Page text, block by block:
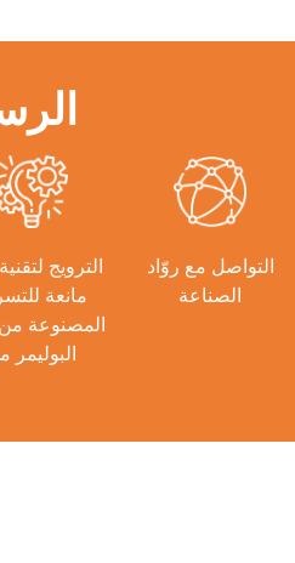
الترويج
مانعة
المصنوعة
البوليمر
التواصل مع روّاد
الصناعة